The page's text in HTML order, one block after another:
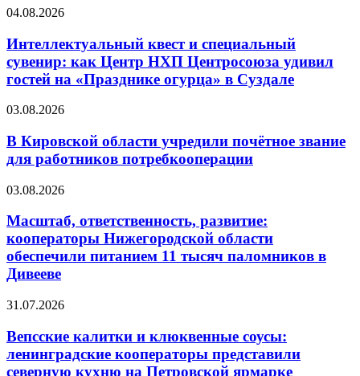
04.08.2026
Интеллектуальный квест и специальный
сувенир: как Центр НХП Центросоюза удивил
гостей на «Празднике огурца» в Суздале
03.08.2026
В Кировской области учредили почётное звание
для работников потребкооперации
03.08.2026
Масштаб, ответственность, развитие:
кооператоры Нижегородской области
обеспечили питанием 11 тысяч паломников в
Дивееве
31.07.2026
Вепсские калитки и клюквенные соусы:
ленинградские кооператоры представили
северную кухню на Петровской ярмарке